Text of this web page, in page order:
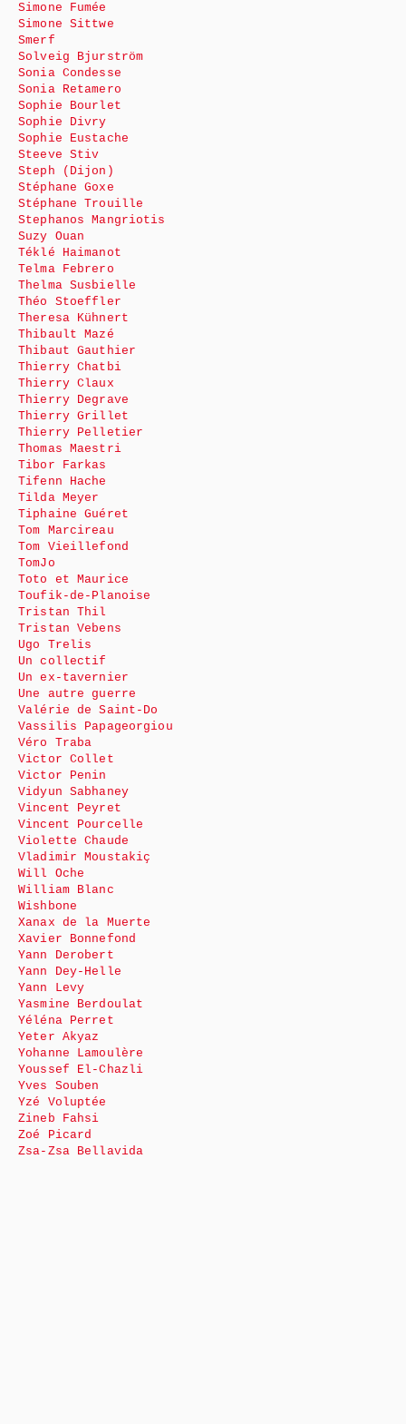
Simone Fumée
Simone Sittwe
Smerf
Solveig Bjurström
Sonia Condesse
Sonia Retamero
Sophie Bourlet
Sophie Divry
Sophie Eustache
Steeve Stiv
Steph (Dijon)
Stéphane Goxe
Stéphane Trouille
Stephanos Mangriotis
Suzy Ouan
Téklé Haimanot
Telma Febrero
Thelma Susbielle
Théo Stoeffler
Theresa Kühnert
Thibault Mazé
Thibaut Gauthier
Thierry Chatbi
Thierry Claux
Thierry Degrave
Thierry Grillet
Thierry Pelletier
Thomas Maestri
Tibor Farkas
Tifenn Hache
Tilda Meyer
Tiphaine Guéret
Tom Marcireau
Tom Vieillefond
TomJo
Toto et Maurice
Toufik-de-Planoise
Tristan Thil
Tristan Vebens
Ugo Trelis
Un collectif
Un ex-tavernier
Une autre guerre
Valérie de Saint-Do
Vassilis Papageorgiou
Véro Traba
Victor Collet
Victor Penin
Vidyun Sabhaney
Vincent Peyret
Vincent Pourcelle
Violette Chaude
Vladimir Moustakiç
Will Oche
William Blanc
Wishbone
Xanax de la Muerte
Xavier Bonnefond
Yann Derobert
Yann Dey-Helle
Yann Levy
Yasmine Berdoulat
Yéléna Perret
Yeter Akyaz
Yohanne Lamoulère
Youssef El-Chazli
Yves Souben
Yzé Voluptée
Zineb Fahsi
Zoé Picard
Zsa-Zsa Bellavida